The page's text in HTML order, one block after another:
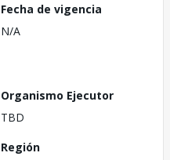
Fecha de vigencia
N/A
Organismo Ejecutor
TBD
Región